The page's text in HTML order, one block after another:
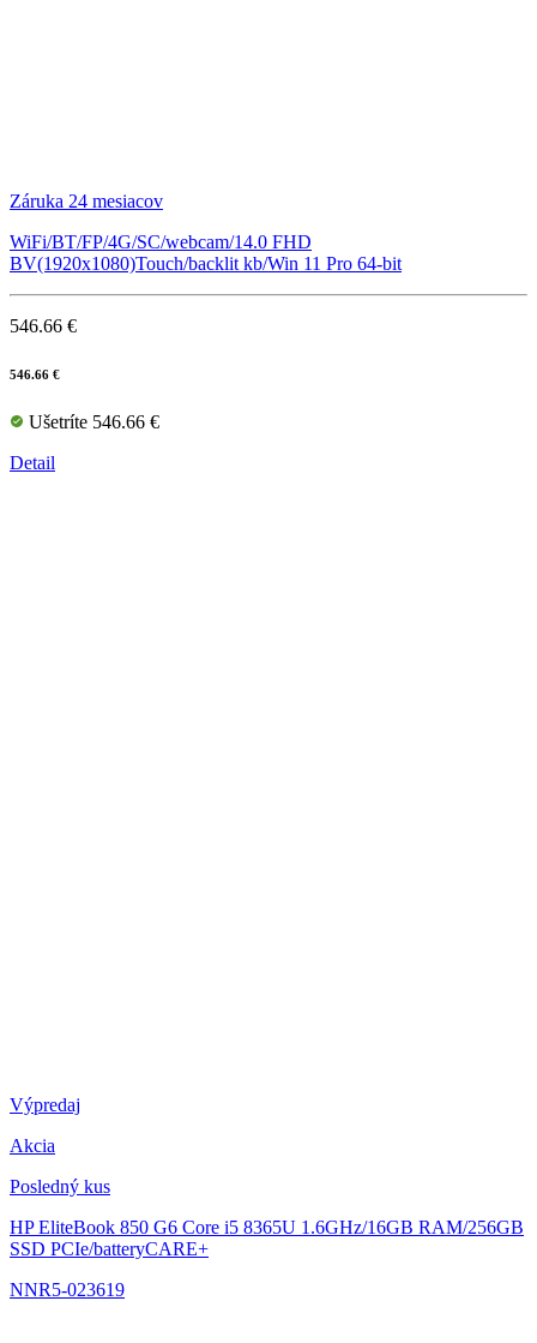
Záruka 24 mesiacov
WiFi/BT/FP/4G/SC/webcam/14.0 FHD
BV(1920x1080)Touch/backlit kb/Win 11 Pro 64-bit
546.66 €
546.66 €
Ušetríte 546.66 €
Detail
Výpredaj
Akcia
Posledný kus
HP EliteBook 850 G6 Core i5 8365U 1.6GHz/16GB RAM/256GB
SSD PCIe/batteryCARE+
NNR5-023619